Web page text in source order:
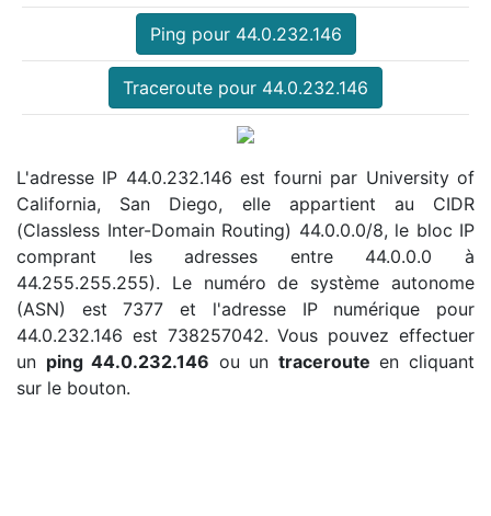
Ping pour 44.0.232.146
Traceroute pour 44.0.232.146
L'adresse IP 44.0.232.146 est fourni par University of
California, San Diego, elle appartient au CIDR
(Classless Inter-Domain Routing) 44.0.0.0/8, le bloc IP
comprant les adresses entre 44.0.0.0 à
44.255.255.255). Le numéro de système autonome
(ASN) est 7377 et l'adresse IP numérique pour
44.0.232.146 est 738257042. Vous pouvez effectuer
un ping 44.0.232.146 ou un traceroute en cliquant
sur le bouton.